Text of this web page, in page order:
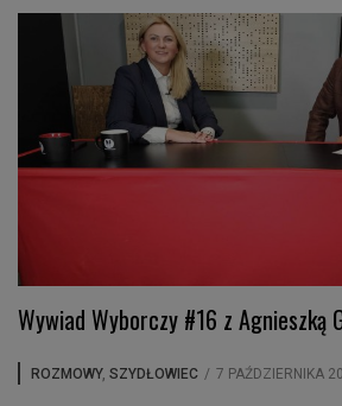
Wywiad Wyborczy #16 z Agnieszką
ROZMOWY, SZYDŁOWIEC / 7 PAŹDZIERNIKA